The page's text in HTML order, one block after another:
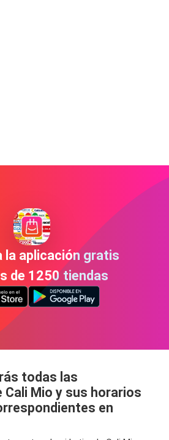
la aplicación gratis
de 1250 tiendas
todas las
Cali Mio y sus horarios
en